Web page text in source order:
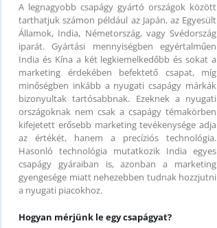
A legnagyobb csapágy gyártó országok között
tarthatjuk számon például az Japán, az Egyesült
Államok, India, Németország, vagy Svédország
iparát. Gyártási mennyiségben egyértalműen
India és Kína a két legkiemelkedőbb és sokat a
marketing érdekében befektető csapat, míg
minőségben inkább a nyugati csapágy márkák
bizonyultak tartósabbnak. Ezeknek a nyugati
országoknak nem csak a csapágy témakörben
kifejetett erősebb marketing tevékenysége adja
az értékét, hanem a precíziós technológia.
Hasonló technológia mutatkozik India egyes
csapágy gyáraiban is, azonban a marketing
gyengesége miatt nehezebben tudnak hozzjutni
a nyugati piacokhoz.
Hogyan mérjünk le egy csapágyat?